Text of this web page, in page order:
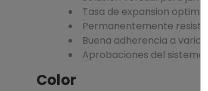
Tasa de expansion
Permanentemente
Buena adherencia a varios
Aprobaciones del sistema
Color